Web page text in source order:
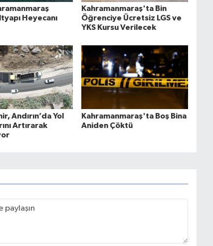
Heyecanı
Kahramanmaraş'ta Bin
Öğrenciye Ücretsiz LGS ve
YKS Kursu Verilecek
Andırın’da Yol
Artırarak
Kahramanmaraş'ta Boş Bina
Aniden Çöktü